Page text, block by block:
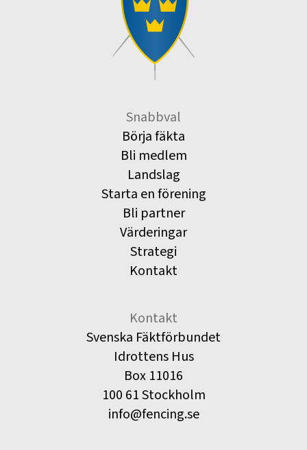
Snabbval
Börja fäkta
Bli medlem
Landslag
Starta en förening
Bli partner
Värderingar
Strategi
Kontakt
Kontakt
Svenska Fäktförbundet
Idrottens Hus
Box 11016
100 61 Stockholm
info@fencing.se